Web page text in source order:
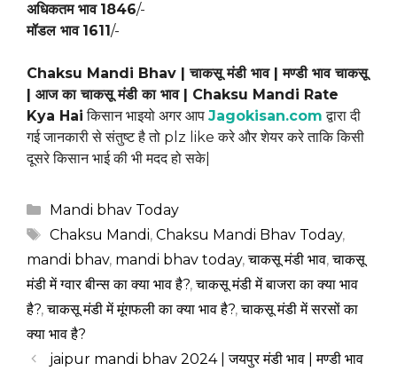
अधिकतम भाव 1846/-
मॉडल भाव 1611 /-
Chaksu Mandi Bhav | चाकसू मंडी भाव | मण्डी भाव चाकसू
| आज का चाकसू मंडी का भाव | Chaksu Mandi Rate
Kya Hai किसान भाइयो अगर आप Jagokisan.com द्वारा दी
गई जानकारी से संतुष्ट है तो plz like करे और शेयर करे ताकि किसी
दूसरे किसान भाई की भी मदद हो सके|
Categories
Mandi bhav Today
Tags
Chaksu Mandi, Chaksu Mandi Bhav Today,
mandi bhav, mandi bhav today,चाकसू मंडी भाव,चाकसू
मंडी में ग्वार बीन्स का क्या भाव है?,चाकसू मंडी में बाजरा का क्या भाव
है?,चाकसू मंडी में मूंगफली का क्या भाव है?,चाकसू मंडी में सरसों का
क्या भाव है?
jaipur mandi bhav 2024 | जयपुर मंडी भाव | मण्डी भाव